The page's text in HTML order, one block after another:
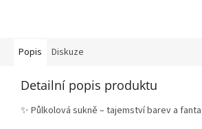
Popis Diskuze
Detailní popis produktu
✨ Půlkolová sukně – tajemství barev a